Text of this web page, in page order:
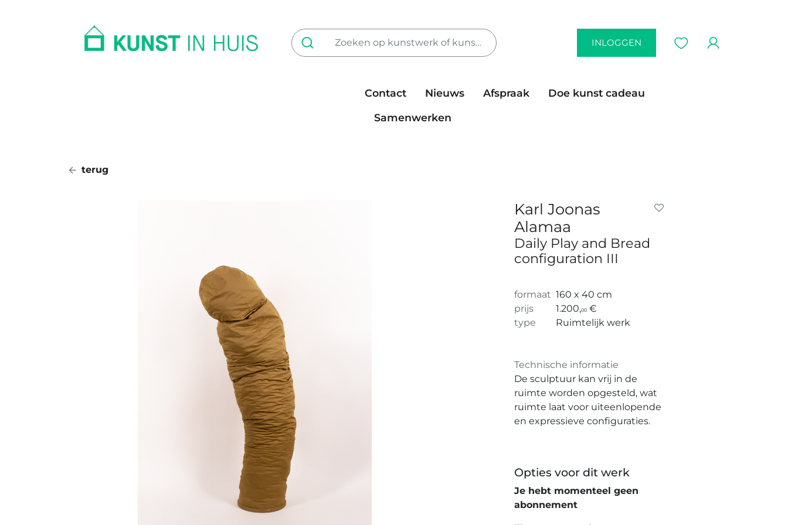
INLOGGEN
Contact Nieuws Afspraak
Doe kunst cadeau
Samenwerken
terug
Karl Joonas
Alamaa
Daily Play and Bread
configuration III
formaat 160 x 40 cm
prijs
1.200,00 €
type
Ruimtelijk werk
Technische informatie
De sculptuur kan vrij in de
ruimte worden opgesteld, wat
ruimte laat voor uiteenlopende
en expressieve configuraties.
Opties voor dit werk
Je hebt momenteel geen
abonnement